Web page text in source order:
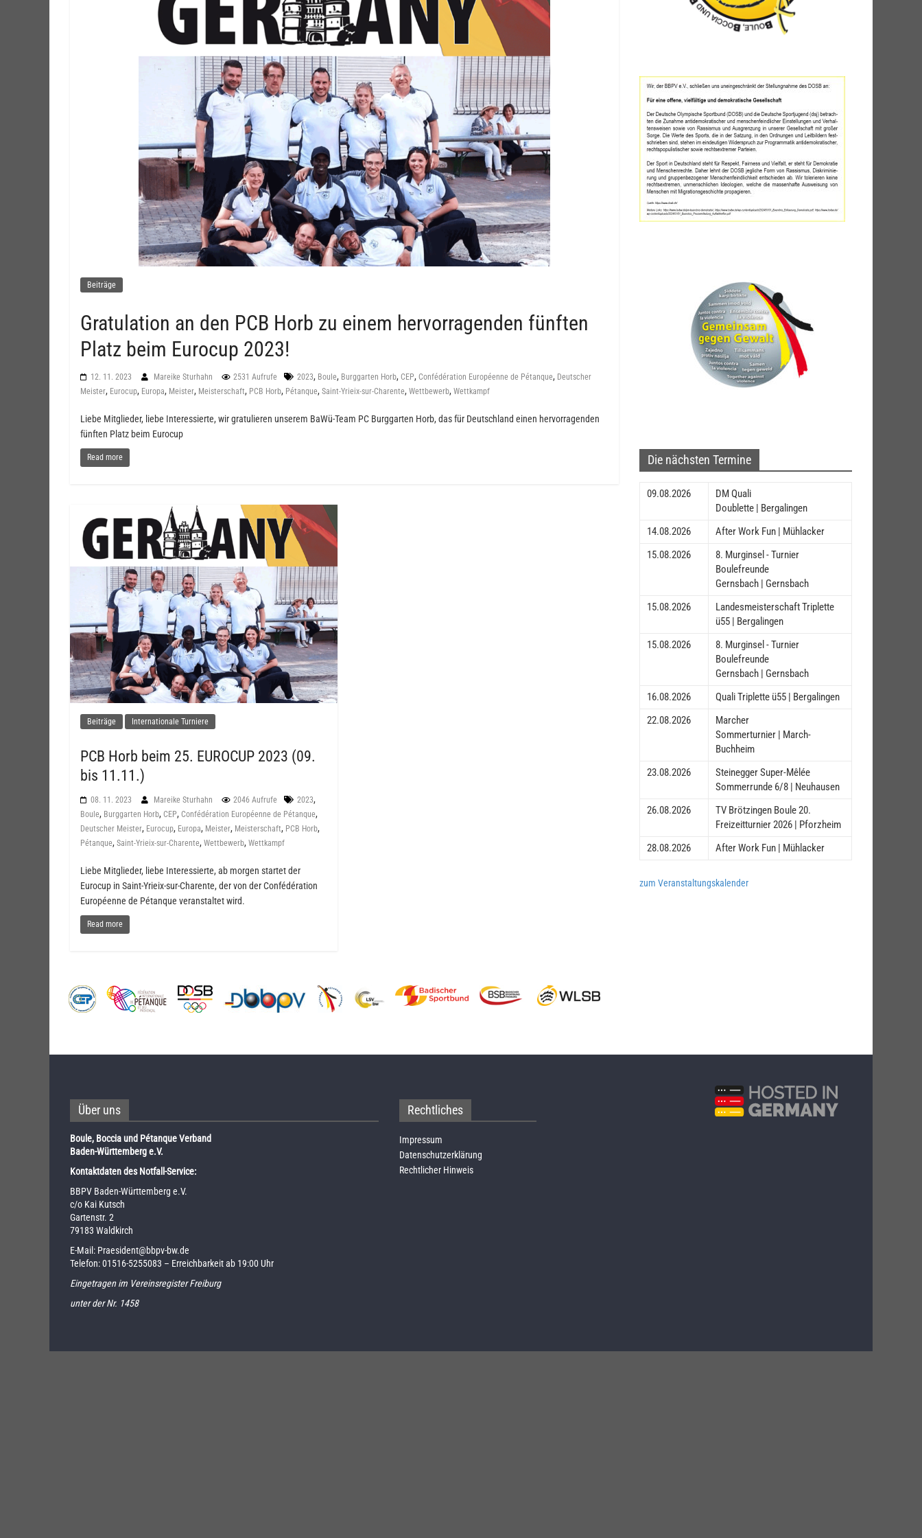
Beiträge
Gratulation an den PCB Horb zu einem hervorragenden fünften
Platz beim Eurocup 2023!
12. 11. 2023 Mareike Sturhahn 2531 Aufrufe 2023, Boule, Burggarten Horb, CEP, Confédération Européenne de Pétanque, Deutscher
Meister, Eurocup, Europa, Meister, Meisterschaft, PCB Horb, Pétanque, Saint-Yrieix-sur-Charente, Wettbewerb, Wettkampf
Liebe Mitglieder, liebe Interessierte, wir gratulieren unserem BaWü-Team PC Burggarten Horb, das für Deutschland einen hervorragenden
fünften Platz beim Eurocup
Read more
Beiträge Internationale Turniere
PCB Horb beim 25. EUROCUP 2023 (09.
bis 11.11.)
08. 11. 2023 Mareike Sturhahn 2046 Aufrufe 2023,
Boule, Burggarten Horb, CEP, Confédération Européenne de Pétanque,
Deutscher Meister, Eurocup, Europa, Meister, Meisterschaft, PCB Horb,
Pétanque, Saint-Yrieix-sur-Charente, Wettbewerb, Wettkampf
Liebe Mitglieder, liebe Interessierte, ab morgen startet der
Eurocup in Saint-Yrieix-sur-Charente, der von der Confédération
Européenne de Pétanque veranstaltet wird.
Read more
Die nächsten Termine
09.08.2026
DM Quali
Doublette | Bergalingen
14.08.2026
After Work Fun | Mühlacker
15.08.2026
8. Murginsel - Turnier
Boulefreunde
Gernsbach | Gernsbach
15.08.2026
Landesmeisterschaft Triplette
ü55 | Bergalingen
15.08.2026
8. Murginsel - Turnier
Boulefreunde
Gernsbach | Gernsbach
16.08.2026
Quali Triplette ü55 | Bergalingen
22.08.2026
Marcher
Sommerturnier | March-
Buchheim
23.08.2026
Steinegger Super-Mêlée
Sommerrunde 6/8 | Neuhausen
26.08.2026
TV Brötzingen Boule 20.
Freizeitturnier 2026 | Pforzheim
28.08.2026
After Work Fun | Mühlacker
zum Veranstaltungskalender
Über uns
Boule, Boccia und Pétanque Verband
Baden-Württemberg e.V.
Kontaktdaten des Notfall-Service:
BBPV Baden-Württemberg e.V.
c/o Kai Kutsch
Gartenstr. 2
79183 Waldkirch
E-Mail: Praesident@bbpv-bw.de
Telefon:01516-5255083 – Erreichbarkeit ab 19:00 Uhr
Eingetragen im Vereinsregister Freiburg
unter der Nr. 1458
Rechtliches
Impressum
Datenschutzerklärung
Rechtlicher Hinweis